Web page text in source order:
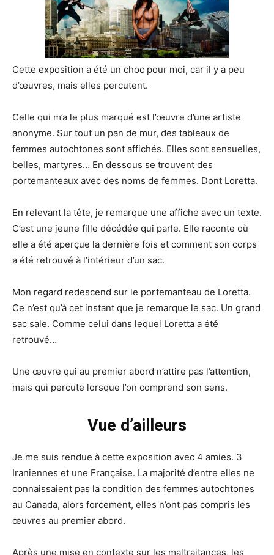
Cette exposition a été un choc pour moi, car il y a peu
d’œuvres, mais elles percutent.
Celle qui m’a le plus marqué est l’œuvre d’une artiste
anonyme. Sur tout un pan de mur, des tableaux de
femmes autochtones sont affichés. Elles sont sensuelles,
belles, martyres… En dessous se trouvent des
portemanteaux avec des noms de femmes. Dont Loretta.
En relevant la tête, je remarque une affiche avec un texte.
C’est une jeune fille décédée qui parle. Elle raconte où
elle a été aperçue la dernière fois et comment son corps
a été retrouvé à l’intérieur d’un sac.
Mon regard redescend sur le portemanteau de Loretta.
Ce n’est qu’à cet instant que je remarque le sac. Un grand
sac sale. Comme celui dans lequel Loretta a été
retrouvé…
Une œuvre qui au premier abord n’attire pas l’attention,
mais qui percute lorsque l’on comprend son sens.
Vue d’ailleurs
Je me suis rendue à cette exposition avec 4 amies. 3
Iraniennes et une Française. La majorité d’entre elles ne
connaissaient pas la condition des femmes autochtones
au Canada, alors forcement, elles n’ont pas compris les
œuvres au premier abord.
Après une mise en contexte sur les maltraitances, les